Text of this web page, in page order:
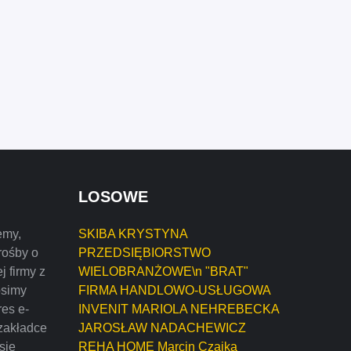
o
firmy z
e-
LOSOWE
SKIBA KRYSTYNA
PRZEDSIĘBIORSTWO
WIELOBRANŻOWE\n "BRAT"
FIRMA HANDLOWO-USŁUGOWA
INVENIT MARIOLA NEHREBECKA
JAROSŁAW NADACHEWICZ
REHA HOME Marcin Czajka